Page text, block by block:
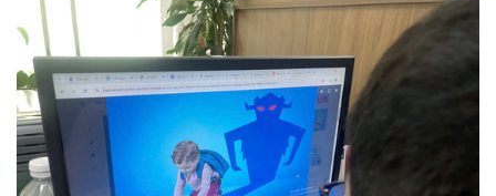
tại các trường học, ngăn chặn thông tin độc hại từ đường
truyền Internet và hỗ trợ 100% trẻ em bị xâm hại. 11 nhóm
nhiệm vụ trọng tâm được giao cho các sở, ngành thực hiện
đồng bộ, từ hoàn thiện pháp lý, phát triển công nghệ AI, hạ tầng
IPv6 đến truyền thông và hỗ trợ sức khỏe tâm thần. Bên cạnh
đó, chương trình siết chặt trách nhiệm của doanh nghiệp công
nghệ, viễn thông và đơn vị cung cấp trò chơi điện tử trong việc
gỡ bỏ nội dung độc hại và bảo vệ thông tin riêng tư của trẻ.